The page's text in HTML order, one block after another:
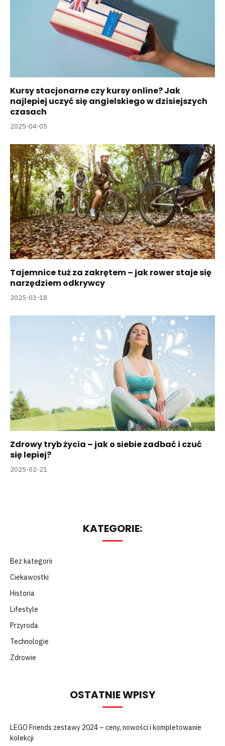
Kursy stacjonarne czy kursy online? Jak
najlepiej uczyć się angielskiego w dzisiejszych
czasach
2025-04-05
Tajemnice tuż za zakrętem – jak rower staje się
narzędziem odkrywcy
2025-03-18
Zdrowy tryb życia – jak o siebie zadbać i czuć
się lepiej?
2025-02-21
KATEGORIE:
Bez kategorii
Ciekawostki
Historia
Lifestyle
Przyroda
Technologie
Zdrowie
OSTATNIE WPISY
LEGO Friends zestawy 2024 – ceny, nowości i kompletowanie
kolekcji